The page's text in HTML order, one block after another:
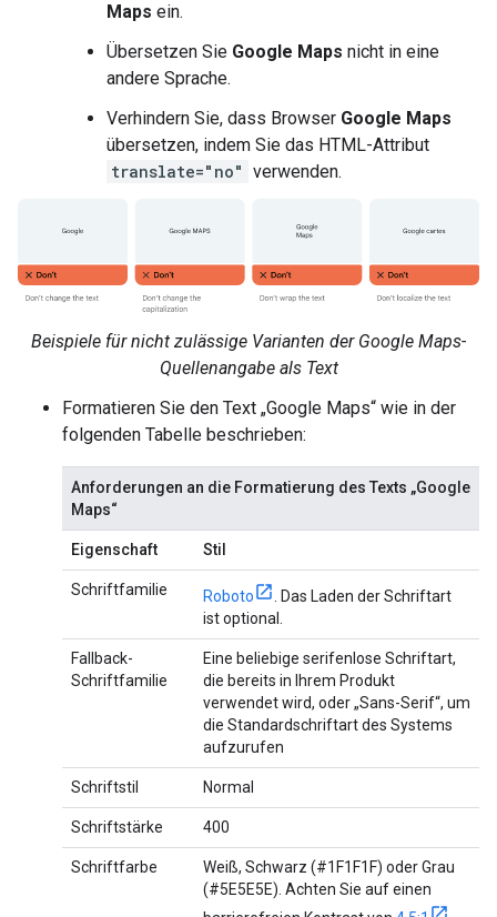
Maps ein.
Übersetzen Sie Google Maps nicht in eine
andere Sprache.
Verhindern Sie, dass Browser Google Maps
übersetzen, indem Sie das HTML-Attribut
translate="no" verwenden.
Beispiele für nicht zulässige Varianten der Google Maps-
Quellenangabe als Text
Formatieren Sie den Text „Google Maps“ wie in der
folgenden Tabelle beschrieben:
Anforderungen an die Formatierung des Texts „Google
Maps“
Eigenschaft Stil
Schriftfamilie Roboto
. Das Laden der Schriftart
ist optional.
Fallback-
Schriftfamilie
Eine beliebige serifenlose Schriftart,
die bereits in Ihrem Produkt
verwendet wird, oder „Sans-Serif“, um
die Standardschriftart des Systems
aufzurufen
Schriftstil Normal
Schriftstärke 400
Schriftfarbe
Weiß, Schwarz (#1F1F1F) oder Grau
(#5E5E5E). Achten Sie auf einen